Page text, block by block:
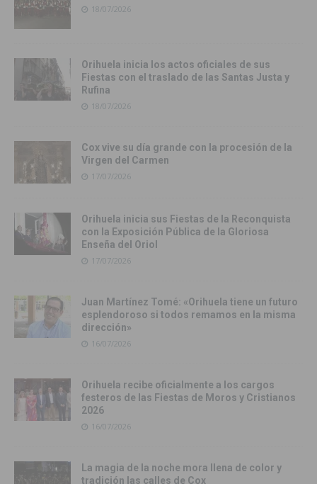
18/07/2026
Orihuela inicia los actos oficiales de sus
Fiestas con el traslado de las Santas Justa y
Rufina
18/07/2026
Cox vive su día grande con la procesión de la
Virgen del Carmen
17/07/2026
Orihuela inicia sus Fiestas de la Reconquista
con la Exposición Pública de la Gloriosa
Enseña del Oriol
17/07/2026
Juan Martínez Tomé: «Orihuela tiene un futuro
esplendoroso si todos remamos en la misma
dirección»
16/07/2026
Orihuela recibe oficialmente a los cargos
festeros de las Fiestas de Moros y Cristianos
2026
16/07/2026
La magia de la noche mora llena de color y
tradición las calles de Cox